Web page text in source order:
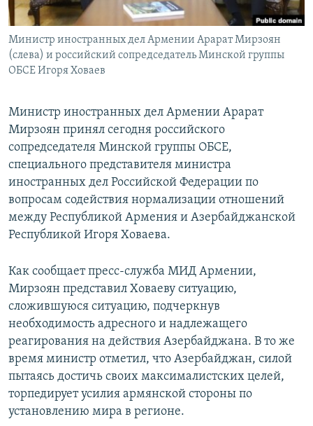
Русский
Все сайты Радио Азатутюн
Министр иностранных дел Армении Арарат Мирзоян
(слева) и российский сопредседатель Минской группы
ОБСЕ Игоря Ховаев
Министр иностранных дел Армении Арарат
Мирзоян принял сегодня российского
сопредседателя Минской группы ОБСЕ,
специального представителя министра
иностранных дел Российской Федерации по
вопросам содействия нормализации отношений
между Республикой Армения и Азербайджанской
Республикой Игоря Ховаева.
Как сообщает пресс-служба МИД Армении,
Мирзоян представил Ховаеву ситуацию,
сложившуюся ситуацию, подчеркнув
необходимость адресного и надлежащего
реагирования на действия Азербайджана. В то же
время министр отметил, что Азербайджан, силой
пытаясь достичь своих максималистских целей,
торпедирует усилия армянской стороны по
установлению мира в регионе.